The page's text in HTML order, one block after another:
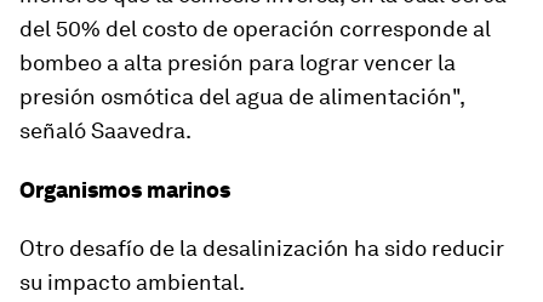
del 50% del costo de operación corresponde al
bombeo a alta presión para lograr vencer la
presión osmótica del agua de alimentación",
señaló Saavedra.
Organismos marinos
Otro desafío de la desalinización ha sido reducir
su impacto ambiental.